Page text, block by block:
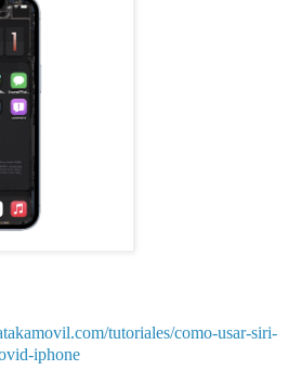
tutoriales/como-usar-siri-
iphone